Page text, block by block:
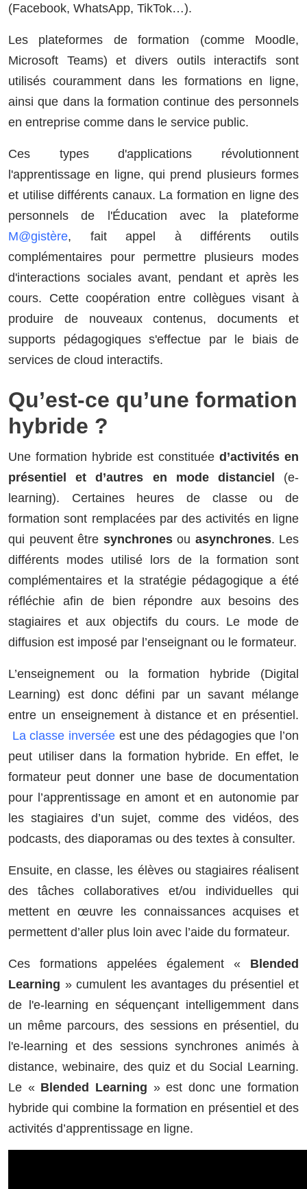
(Facebook, WhatsApp, TikTok…).
Les plateformes de formation (comme Moodle,
Microsoft Teams) et divers outils interactifs sont
utilisés couramment dans les formations en ligne,
ainsi que dans la formation continue des personnels
en entreprise comme dans le service public.
Ces types d'applications révolutionnent
l'apprentissage en ligne, qui prend plusieurs formes
et utilise différents canaux. La formation en ligne des
personnels de l'Éducation avec la plateforme
M@gistère, fait appel à différents outils
complémentaires pour permettre plusieurs modes
d'interactions sociales avant, pendant et après les
cours. Cette coopération entre collègues visant à
produire de nouveaux contenus, documents et
supports pédagogiques s'effectue par le biais de
services de cloud interactifs.
Qu’est-ce qu’une formation
hybride ?
Une formation hybride est constituée d’activités en
présentiel et d’autres en mode distanciel (e-
learning). Certaines heures de classe ou de
formation sont remplacées par des activités en ligne
qui peuvent être synchronesou asynchrones. Les
différents modes utilisé lors de la formation sont
complémentaires et la stratégie pédagogique a été
réfléchie afin de bien répondre aux besoins des
stagiaires et aux objectifs du cours. Le mode de
diffusion est imposé par l’enseignant ou le formateur.
L’enseignement ou la formation hybride (Digital
Learning) est donc défini par un savant mélange
entre un enseignement à distance et en présentiel.
La classe inversée est une des pédagogies que l’on
peut utiliser dans la formation hybride. En effet, le
formateur peut donner une base de documentation
pour l’apprentissage en amont et en autonomie par
les stagiaires d’un sujet, comme des vidéos, des
podcasts, des diaporamas ou des textes à consulter.
Ensuite, en classe, les élèves ou stagiaires réalisent
des tâches collaboratives et/ou individuelles qui
mettent en œuvre les connaissances acquises et
permettent d’aller plus loin avec l’aide du formateur.
Ces formations appelées également « Blended
Learning » cumulent les avantages du présentiel et
de l'e-learning en séquençant intelligemment dans
un même parcours, des sessions en présentiel, du
l'e-learning et des sessions synchrones animés à
distance, webinaire, des quiz et du Social Learning.
Le « Blended Learning » est donc une formation
hybride qui combine la formation en présentiel et des
activités d’apprentissage en ligne.